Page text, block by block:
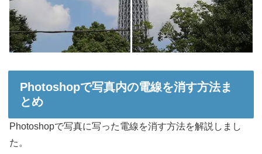
Photoshopで写真内の電線を消す方法ま
とめ
Photoshopで写真に写った電線を消す方法を解説しまし
た。